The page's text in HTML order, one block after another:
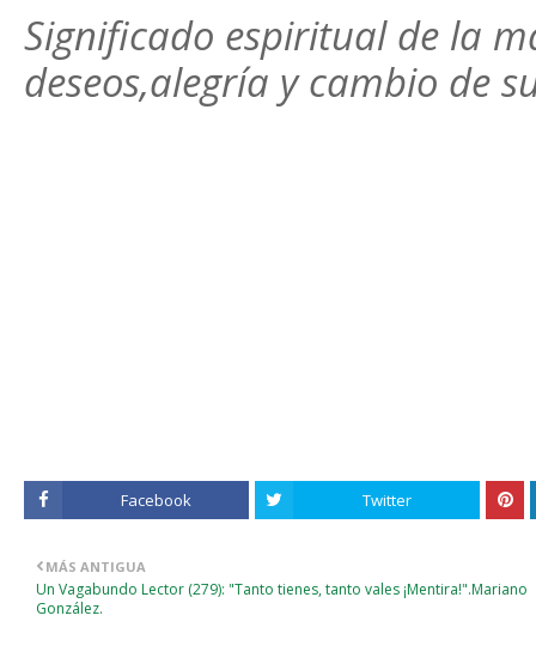
Significado espiritual de la
deseos,alegría y cambio de
Facebook Twitter
MÁS ANTIGUA
Un Vagabundo Lector (279): "Tanto tienes, tanto vales ¡Mentira!".Mariano
González.